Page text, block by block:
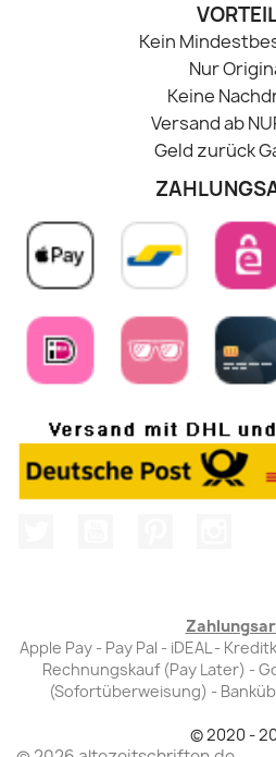
Kein
Nur
Keine
Versand ab
Geld zurück
Apple Pay - Pay Pal - iDEAL -
Rechnungskauf (Pay Later) -
(Sofortüberweisung) -
© 2020 -